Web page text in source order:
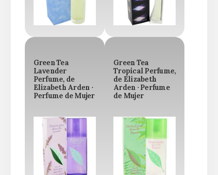
Green Tea
Lavender
Perfume, de
Elizabeth Arden ·
Perfume de Mujer
Green Tea
Tropical Perfume,
de Elizabeth
Arden · Perfume
de Mujer